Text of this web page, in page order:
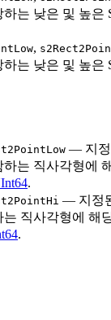
는 낮은 및 높은
,
는 낮은 및 높은
— 지정
는 직사각형에
.
— 지정
직사각형에 해
.